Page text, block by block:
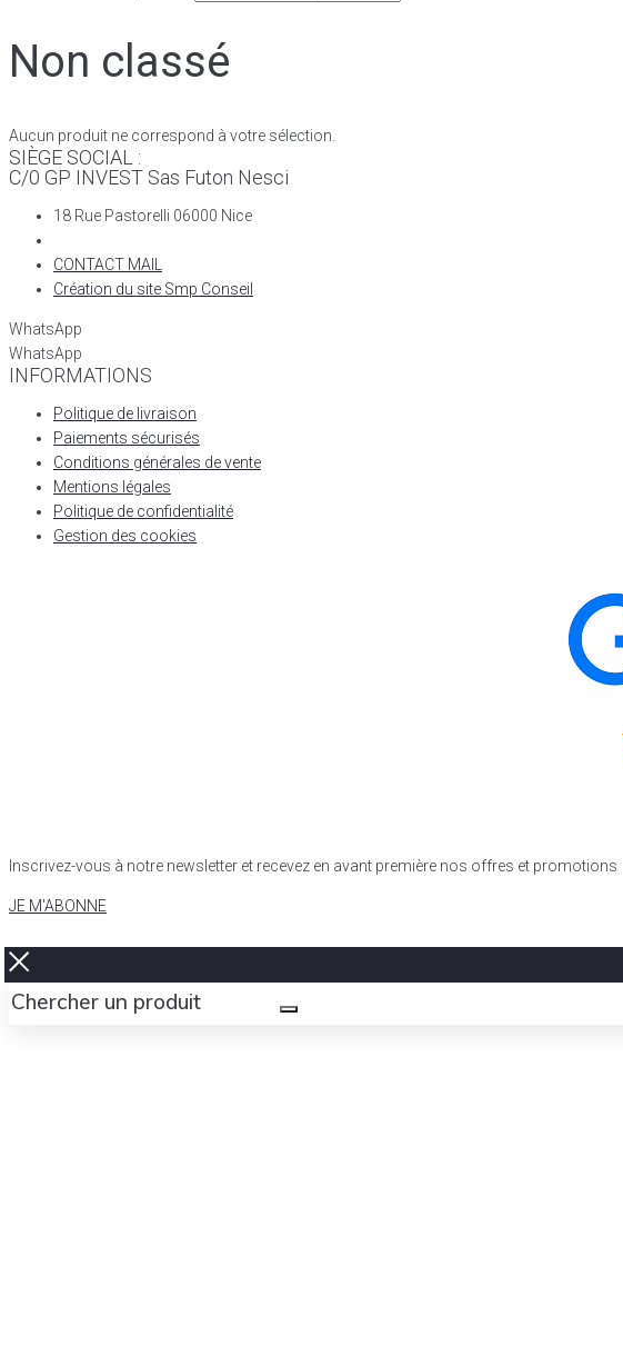
Non classé
Aucun produit ne correspond à votre sélection.
SIÈGE SOCIAL :
C/0 GP INVEST Sas Futon Nesci
18 Rue Pastorelli 06000 Nice
CONTACT MAIL
Création du site Smp Conseil
WhatsApp
WhatsApp
INFORMATIONS
Politique de livraison
Paiements sécurisés
Conditions générales de vente
Mentions légales
Politique de confidentialité
Gestion des cookies
Inscrivez-vous à notre newsletter et recevez en avant première nos offres et promotions
JE M'ABONNE